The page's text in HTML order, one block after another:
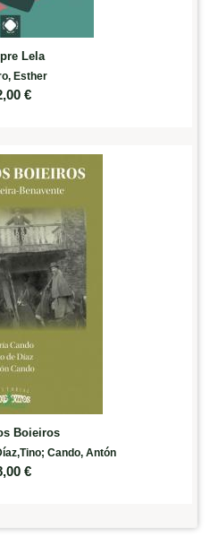
Lela
Esther
€
Boieiros
Cando, Antón
€